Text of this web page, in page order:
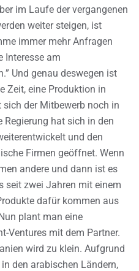
im Laufe der vergangenen
weiter steigen, ist
immer mehr Anfragen
Interesse am
Und genau deswegen ist
Zeit, eine Produktion in
der Mitbewerb noch in
Regierung hat sich in den
und den
Firmen geöffnet. Wenn
andere und dann ist es
seit zwei Jahren mit einem
dafür kommen aus
plant man eine
Ventures mit dem Partner.
wird zu klein. Aufgrund
den arabischen Ländern,